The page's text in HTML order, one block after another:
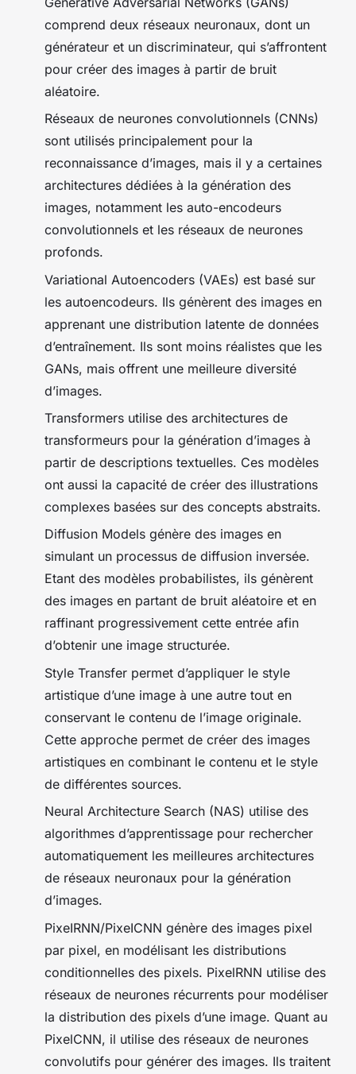
comprend deux réseaux neuronaux, dont un
générateur et un discriminateur, qui s’affrontent
pour créer des images à partir de bruit
aléatoire.
Réseaux de neurones convolutionnels (CNNs)
sont utilisés principalement pour la
reconnaissance d’images, mais il y a certaines
architectures dédiées à la génération des
images, notamment les auto-encodeurs
convolutionnels et les réseaux de neurones
profonds.
Variational Autoencoders (VAEs) est basé sur
les autoencodeurs. Ils génèrent des images en
apprenant une distribution latente de données
d’entraînement. Ils sont moins réalistes que les
GANs, mais offrent une meilleure diversité
d’images.
Transformers utilise des architectures de
transformeurs pour la génération d’images à
partir de descriptions textuelles. Ces modèles
ont aussi la capacité de créer des illustrations
complexes basées sur des concepts abstraits.
Diffusion Models génère des images en
simulant un processus de diffusion inversée.
Etant des modèles probabilistes, ils génèrent
des images en partant de bruit aléatoire et en
raffinant progressivement cette entrée afin
d’obtenir une image structurée.
Style Transfer permet d’appliquer le style
artistique d’une image à une autre tout en
conservant le contenu de l’image originale.
Cette approche permet de créer des images
artistiques en combinant le contenu et le style
de différentes sources.
Neural Architecture Search (NAS) utilise des
algorithmes d’apprentissage pour rechercher
automatiquement les meilleures architectures
de réseaux neuronaux pour la génération
d’images.
PixeIRNN/PixeICNN génère des images pixel
par pixel, en modélisant les distributions
conditionnelles des pixels. PixelRNN utilise des
réseaux de neurones récurrents pour modéliser
la distribution des pixels d’une image. Quant au
PixelCNN, il utilise des réseaux de neurones
convolutifs pour générer des images. Ils traitent